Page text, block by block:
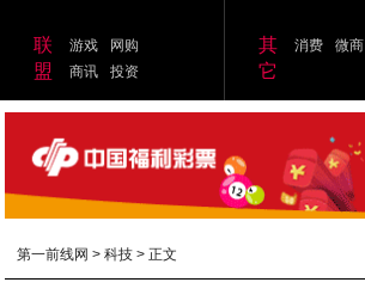
联
盟
游戏
网购
商讯
投资
其
它
消费 微商
第一前线网 >科技 > 正文